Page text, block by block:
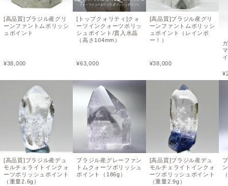
[高品質]ブラジル産グリ
ーンファントムポリッシ
ュポイント
¥38,000
[高品質]ブラジル産デュ
モルチェライトインクォ
ーツポリッシュポイント
（重量2.6g）
[トップクォリティ]クォ
ーツインクォーツポリッ
シュポイント/貫入水晶
（高さ104mm）
¥63,000
ブラジル産グレーファン
トムクォーツポリッシュ
ポイント（186g）
[高品質]ブラジル産グリ
ーンファントムポリッシ
ュポイント（レインボ
ー！）
¥38,000
[高品質]ブラジル産デュ
モルチェライトインクォ
ーツポリッシュポイント
（重量2.9g）
¥